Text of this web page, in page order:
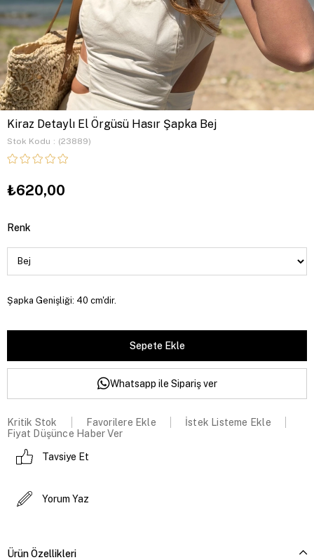
Kiraz Detaylı El Örgüsü Hasır Şapka Bej
Stok Kodu (23889)
₺620,00
Renk
Şapka Genişliği: 40 cm'dir.
Whatsapp ile Sipariş ver
Kritik Stok Favorilere Ekle
İstek Listeme Ekle
Fiyat Düşünce Haber Ver
Tavsiye Et
Yorum Yaz
Ürün Özellikleri